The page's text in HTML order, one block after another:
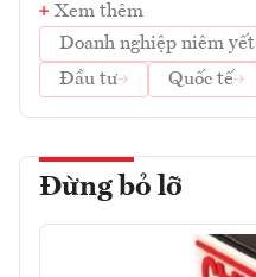
Xem thêm
Doanh nghiệp niêm yết
Đầu tư
Quốc tế
Đừng bỏ lỡ